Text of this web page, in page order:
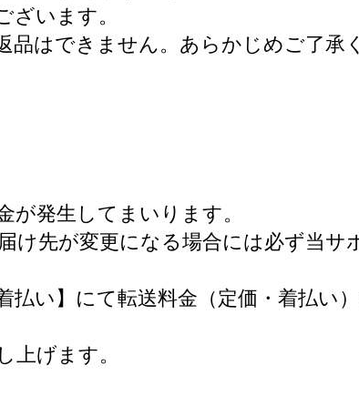
ざいます。
はできません。あらかじめご了承
が発生してまいります。
け先が変更になる場合には必ず当サ
払い】にて転送料金（定価・着払い
上げます。